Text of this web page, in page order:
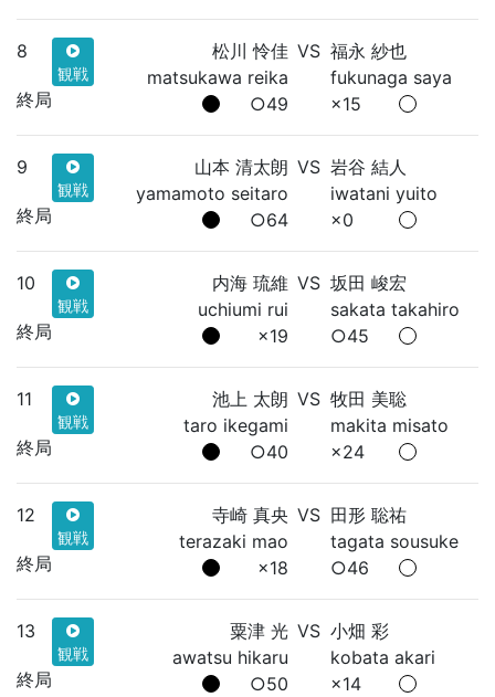
8
観戦
終局
松川 怜佳
matsukawa reika
○49
VS 福永 紗也
fukunaga saya
×15
9
観戦
終局
山本 清太朗
yamamoto seitaro
○64
VS 岩谷 結人
iwatani yuito
×0
10
観戦
終局
内海 琉維
uchiumi rui
×19
VS 坂田 峻宏
sakata takahiro
○45
11
観戦
終局
池上 太朗
taro ikegami
○40
VS 牧田 美聡
makita misato
×24
12
観戦
終局
寺崎 真央
terazaki mao
×18
VS 田形 聡祐
tagata sousuke
○46
13
観戦
終局
粟津 光
awatsu hikaru
○50
VS 小畑 彩
kobata akari
×14